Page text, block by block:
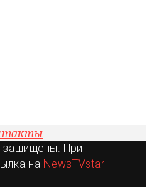
защищены. При
на NewsTVstar